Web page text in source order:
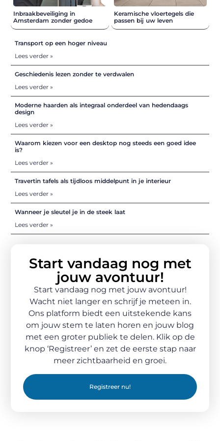
Inbraakbeveiliging in
Amsterdam zonder gedoe
Keramische vloertegels die
passen bij uw leven
Transport op een hoger niveau
Lees verder »
Geschiedenis lezen zonder te verdwalen
Lees verder »
Moderne haarden als integraal onderdeel van hedendaags
design
Lees verder »
Waarom kiezen voor een desktop nog steeds een goed idee
is?
Lees verder »
Travertin tafels als tijdloos middelpunt in je interieur
Lees verder »
Wanneer je sleutel je in de steek laat
Lees verder »
Start vandaag nog met
jouw avontuur!
Start vandaag nog met jouw avontuur!
Wacht niet langer en schrijf je meteen in.
Ons platform biedt een uitstekende kans
om jouw stem te laten horen en jouw blog
met een groter publiek te delen. Klik op de
knop ‘Registreer’ en zet de eerste stap naar
meer zichtbaarheid en groei.
Registreer nu!